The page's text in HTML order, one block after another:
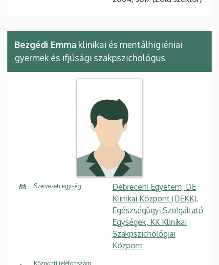
Bezgédi Emma klinikai és mentálhigiéniai
gyermek és ifjúsági szakpszichológus
Szervezeti egység
Debreceni Egyetem, DE
Klinikai Központ (DEKK),
Egészségügyi Szolgáltató
Egységek, KK Klinikai
Szakpszichológiai
Központ
Központi telefonszám,